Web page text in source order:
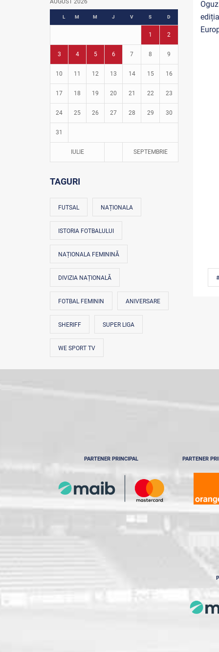
Fotbal în grădinițe
AUGUST 2026
L M M J V S D
1 2
3 4 5 6 7 8 9
10 11 12 13 14 15 16
17 18 19 20 21 22 23
24 25 26 27 28 29 30
31
IULIE SEPTEMBRIE
TAGURI
FUTSAL NAȚIONALA
ISTORIA FOTBALULUI
NAȚIONALA FEMININĂ
DIVIZIA NAȚIONALĂ
FOTBAL FEMININ ANIVERSARE
SHERIFF SUPER LIGA
WE SPORT TV
PARTENER PRINCIPAL PARTENER